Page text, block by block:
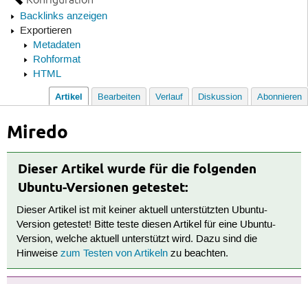
Backlinks anzeigen
Exportieren
Metadaten
Rohformat
HTML
Artikel Bearbeiten Verlauf Diskussion Abonnieren
Miredo
Dieser Artikel wurde für die folgenden
Ubuntu-Versionen getestet:
Dieser Artikel ist mit keiner aktuell unterstützten Ubuntu-
Version getestet! Bitte teste diesen Artikel für eine Ubuntu-
Version, welche aktuell unterstützt wird. Dazu sind die
Hinweisezum Testen von Artikeln zu beachten.